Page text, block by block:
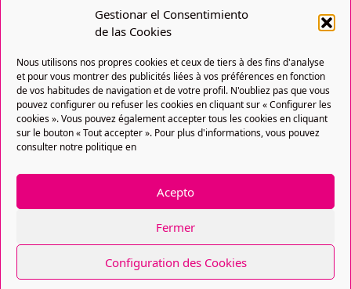
Gestionar el Consentimiento
de las Cookies
Nous utilisons nos propres cookies et ceux de tiers à des fins d'analyse
et pour vous montrer des publicités liées à vos préférences en fonction
de vos habitudes de navigation et de votre profil. N'oubliez pas que vous
pouvez configurer ou refuser les cookies en cliquant sur « Configurer les
cookies ». Vous pouvez également accepter tous les cookies en cliquant
sur le bouton « Tout accepter ». Pour plus d'informations, vous pouvez
consulter notre politique en
Acepto
Fermer
Configuration des Cookies